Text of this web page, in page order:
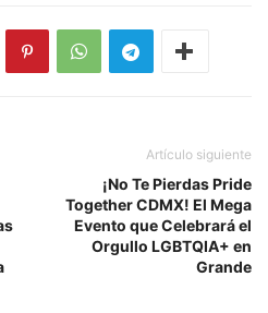
Artículo siguiente
¡No Te Pierdas Pride
Together CDMX! El Mega
Evento que Celebrará el
Orgullo LGBTQIA+ en
Grande